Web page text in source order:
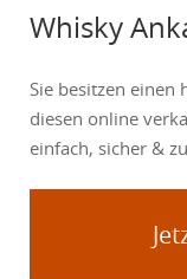
Whisky
Sie besitzen
diesen online
einfach, sicher &